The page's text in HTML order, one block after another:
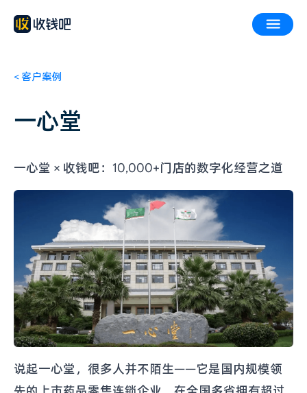
< 客户案例
一心堂
一心堂 × 收钱吧：10,000+门店的数字化经营之道
说起一心堂，很多人并不陌生——它是国内规模领